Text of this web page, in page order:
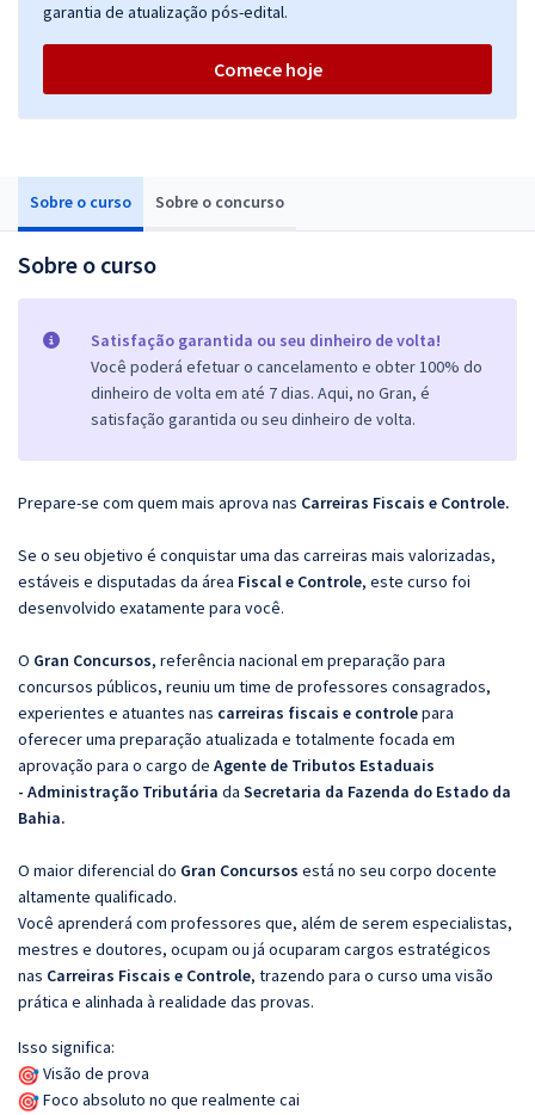
Sobre o curso Sobre o concurso
Sobre o curso
Satisfação garantida ou seu dinheiro de volta!
Você poderá efetuar o cancelamento e obter 100% do
dinheiro de volta em até 7 dias. Aqui, no Gran, é
satisfação garantida ou seu dinheiro de volta.
Prepare-se com quem mais aprova nas Carreiras Fiscais e Controle.
Se o seu objetivo é conquistar uma das carreiras mais valorizadas,
estáveis e disputadas da área Fiscal e Controle, este curso foi
desenvolvido exatamente para você.
O Gran Concursos, referência nacional em preparação para
concursos públicos, reuniu um time de professores consagrados,
experientes e atuantes nas carreiras fiscais e controlepara
oferecer uma preparação atualizada e totalmente focada em
aprovação para o cargo de Agente de Tributos Estaduais
- Administração Tributária da Secretaria da Fazenda do Estado da
Bahia.
O maior diferencial do Gran Concursos está no seu corpo docente
altamente qualificado.
Você aprenderá com professores que, além de serem especialistas,
mestres e doutores, ocupam ou já ocuparam cargos estratégicos
nas Carreiras Fiscais e Controle, trazendo para o curso uma visão
prática e alinhada à realidade das provas.
Isso significa:
Visão de prova
Foco absoluto no que realmente cai
garantia de atualização pós-edital.
Comece hoje